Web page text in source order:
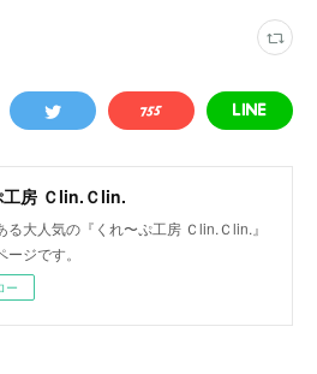
工房 Ｃlin.Ｃlin.
る大人気の『くれ〜ぷ工房 Ｃlin.Ｃlin.』
ジです。
ー